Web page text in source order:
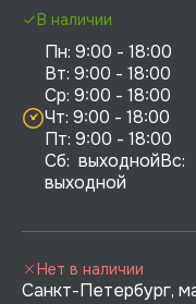
Пн: 9:00 - 18:00
Вт: 9:00 - 18:00
Ср: 9:00 - 18:00
Чт: 9:00 - 18:00
Пт: 9:00 - 18:00
Сб:  выходнойВс:
выходной
В наличии
Санкт-Петербург,
Нет в наличии